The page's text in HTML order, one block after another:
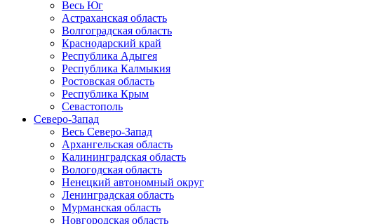
Весь Юг
Астраханская область
Волгоградская область
Краснодарский край
Республика Адыгея
Республика Калмыкия
Ростовская область
Республика Крым
Севастополь
Северо-Запад
Весь Северо-Запад
Архангельская область
Калининградская область
Вологодская область
Ненецкий автономный округ
Ленинградская область
Мурманская область
Новгородская область